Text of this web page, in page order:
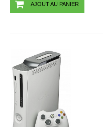
AJOUT AU PANIER